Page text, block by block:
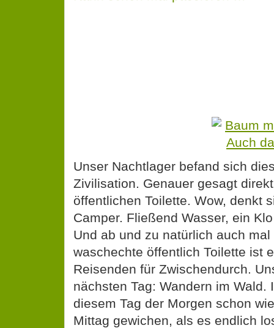
Unser Nachtlager befand sich
Zivilisation. Genauer gesagt
öffentlichen Toilette. Wow, denkt
Camper. Fließend Wasser, ein
Und ab und zu natürlich auch
waschechte öffentlich Toilette ist
Reisenden für Zwischendurch.
nächsten Tag: Wandern im Wald.
diesem Tag der Morgen schon
Mittag gewichen, als es endlich